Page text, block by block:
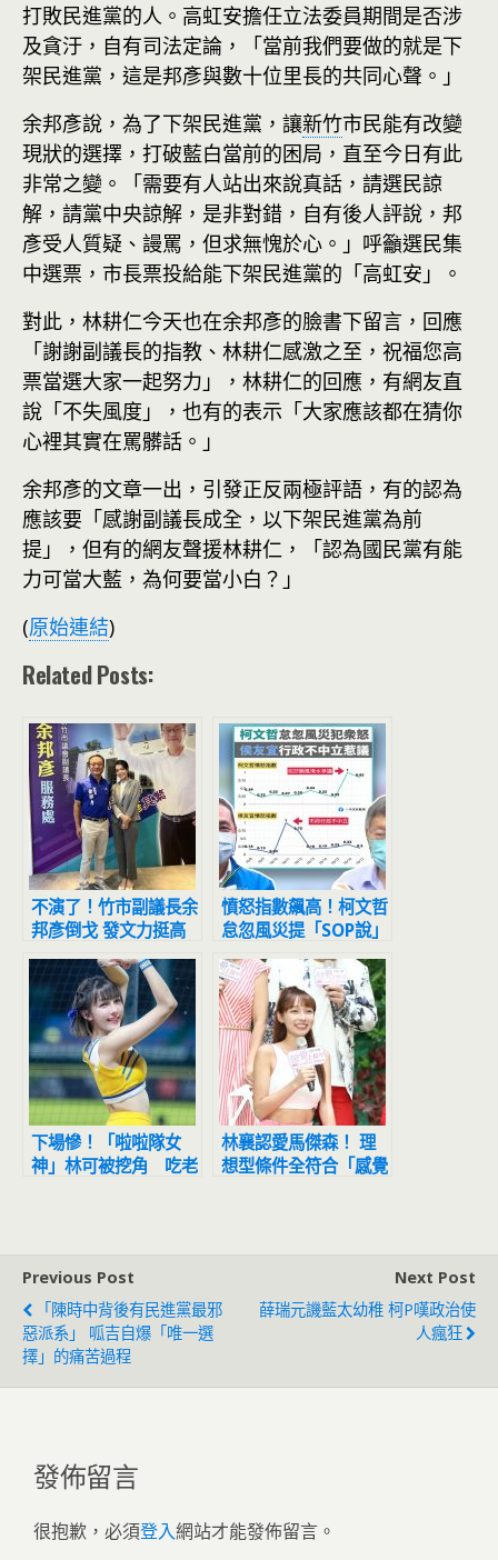
打敗民進黨的人。高虹安擔任立法委員期間是否涉
及貪汙，自有司法定論，「當前我們要做的就是下
架民進黨，這是邦彥與數十位里長的共同心聲。」
余邦彥說，為了下架民進黨，讓新竹市民能有改變
現狀的選擇，打破藍白當前的困局，直至今日有此
非常之變。「需要有人站出來說真話，請選民諒
解，請黨中央諒解，是非對錯，自有後人評說，邦
彥受人質疑、謾罵，但求無愧於心。」呼籲選民集
中選票，市長票投給能下架民進黨的「高虹安」。
對此，林耕仁今天也在余邦彥的臉書下留言，回應
「謝謝副議長的指教、林耕仁感激之至，祝福您高
票當選大家一起努力」，林耕仁的回應，有網友直
說「不失風度」，也有的表示「大家應該都在猜你
心裡其實在罵髒話。」
余邦彥的文章一出，引發正反兩極評語，有的認為
應該要「感謝副議長成全，以下架民進黨為前
提」，但有的網友聲援林耕仁，「認為國民黨有能
力可當大藍，為何要當小白？」
(原始連結)
Related Posts:
不演了！竹市副議長余
邦彥倒戈 發文力挺高
虹安
憤怒指數飆高！柯文哲
怠忽風災提「SOP說」
犯眾怒 侯友宜「行政
不中立」惹議
下場慘！「啦啦隊女
神」林可被挖角 吃老
林襄認愛馬傑森！ 理
想型條件全符合「感覺
Previous Post
「陳時中背後有民進黨最邪
惡派系」 呱吉自爆「唯一選
擇」的痛苦過程
Next Post
薛瑞元譏藍太幼稚 柯P嘆政治使
人瘋狂
發佈留言
很抱歉，必須登入網站才能發佈留言。